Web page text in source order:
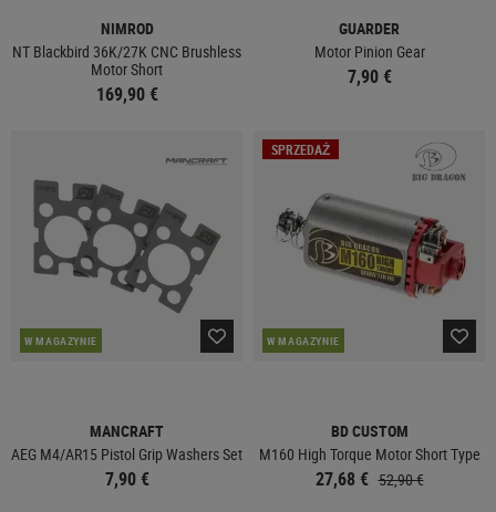
NIMROD
NT Blackbird 36K/27K CNC Brushless
Motor Short
169,90 €
GUARDER
Motor Pinion Gear
7,90 €
W MAGAZYNIE
MANCRAFT
AEG M4/AR15 Pistol Grip Washers Set
7,90 €
SPRZEDAŻ
W MAGAZYNIE
BD CUSTOM
M160 High Torque Motor Short Type
27,68 € 52,90 €